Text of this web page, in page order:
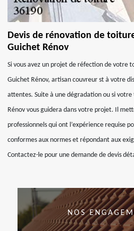
Devis de rénovation de
Guichet Rénov
Si vous avez un projet de réfection de votre
Guichet Rénov, artisan couvreur st à votre
attentes. Suite à une dégradation ou si
Rénov vous guidera dans votre projet. Il
professionnels qui ont l’expérience requise
conformes aux normes et répondant aux
Contactez-le pour une demande de devis
NOS